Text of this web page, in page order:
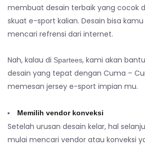
membuat desain terbaik yang cocok
skuat e-sport kalian. Desain bisa
mencari refrensi dari internet.
Nah, kalau di Spartees, kami akan
desain yang tepat dengan Cuma –
memesan jersey e-sport impian mu.
Memilih vendor konveksi
Setelah urusan desain kelar, hal
mulai mencari vendor atau konveksi